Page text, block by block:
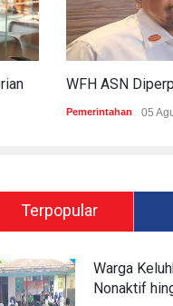
Pemerintahan 05
Terpopular
Warga
Nonaktif